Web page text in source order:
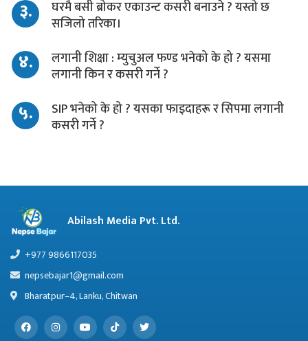
३.
घरमै बसी ब्रोकर एकाउन्ट कसरी बनाउने ? यस्तो छ
सजिलो तरिका।
४.
लगानी शिक्षा : म्युचुअल फण्ड भनेको के हो ? यसमा
लगानी किन र कसरी गर्ने ?
५.
SIP भनेको के हो ? यसका फाइदाहरू र सिपमा लगानी
कसरी गर्ने ?
Abilash Media Pvt. Ltd.
+977 9866117035
nepsebajar1@gmail.com
Bharatpur–4, Lanku, Chitwan